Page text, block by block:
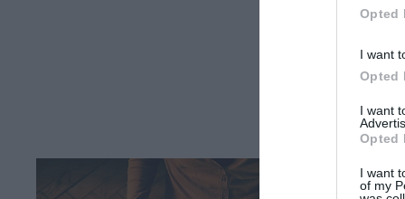
Opted
I want
Opted
I want
Opted
I want
of my